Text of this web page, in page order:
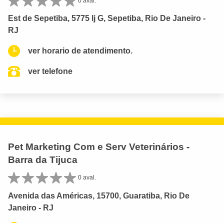
Est de Sepetiba, 5775 lj G, Sepetiba, Rio De Janeiro -
RJ
ver horario de atendimento.
ver telefone
Pet Marketing Com e Serv Veterinários -
Barra da Tijuca
0 aval.
Avenida das Américas, 15700, Guaratiba, Rio De
Janeiro - RJ